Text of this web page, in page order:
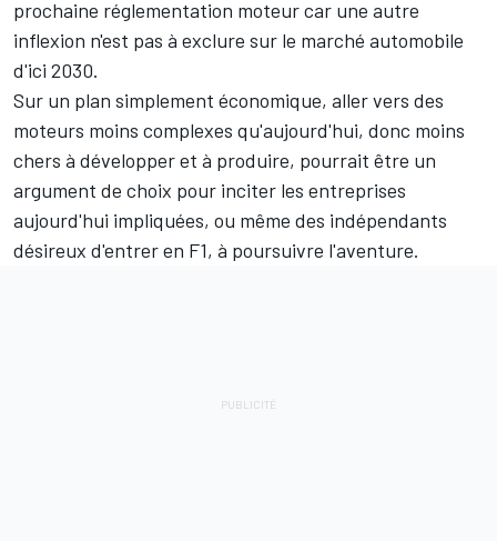
prochaine réglementation moteur car une autre
inflexion n'est pas à exclure sur le marché automobile
d'ici 2030.
Sur un plan simplement économique, aller vers des
moteurs moins complexes qu'aujourd'hui, donc moins
chers à développer et à produire, pourrait être un
argument de choix pour inciter les entreprises
aujourd'hui impliquées, ou même des indépendants
désireux d'entrer en F1, à poursuivre l'aventure.